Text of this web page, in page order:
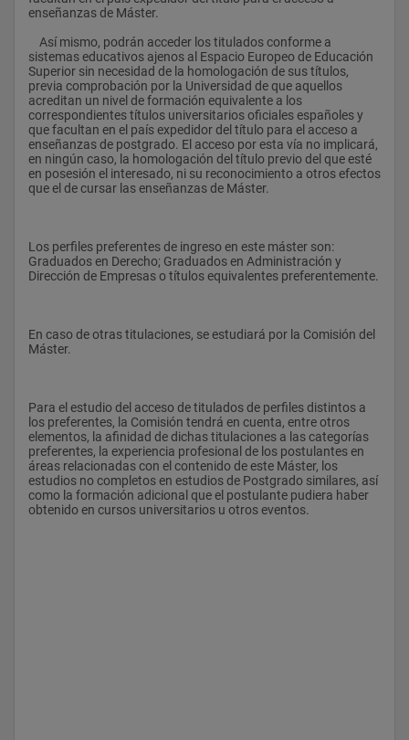
enseñanzas de Máster.
sistemas educativos ajenos al Espacio Europeo de Educación
Superior sin necesidad de la homologación de sus títulos,
previa comprobación por la Universidad de que aquellos
acreditan un nivel de formación equivalente a los
correspondientes títulos universitarios oficiales españoles y
que facultan en el país expedidor del título para el acceso a
enseñanzas de postgrado. El acceso por esta vía no implicará,
en ningún caso, la homologación del título previo del que esté
en posesión el interesado, ni su reconocimiento a otros efectos
que el de cursar las enseñanzas de Máster.
Los perfiles preferentes de ingreso en este máster son:
Graduados en Derecho; Graduados en Administración y
Dirección de Empresas o títulos equivalentes preferentemente.
En caso de otras titulaciones, se estudiará por la Comisión del
Máster.
Para el estudio del acceso de titulados de perfiles distintos a
los preferentes, la Comisión tendrá en cuenta, entre otros
elementos, la afinidad de dichas titulaciones a las categorías
preferentes, la experiencia profesional de los postulantes en
áreas relacionadas con el contenido de este Máster, los
estudios no completos en estudios de Postgrado similares, así
como la formación adicional que el postulante pudiera haber
obtenido en cursos universitarios u otros eventos.